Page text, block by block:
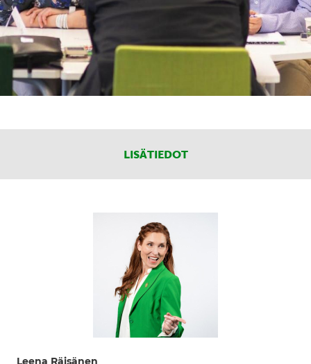
LISÄTIEDOT
Leena Räisänen